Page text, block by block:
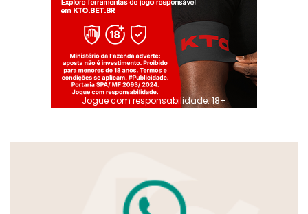
Jogue com responsabilidade. 18+